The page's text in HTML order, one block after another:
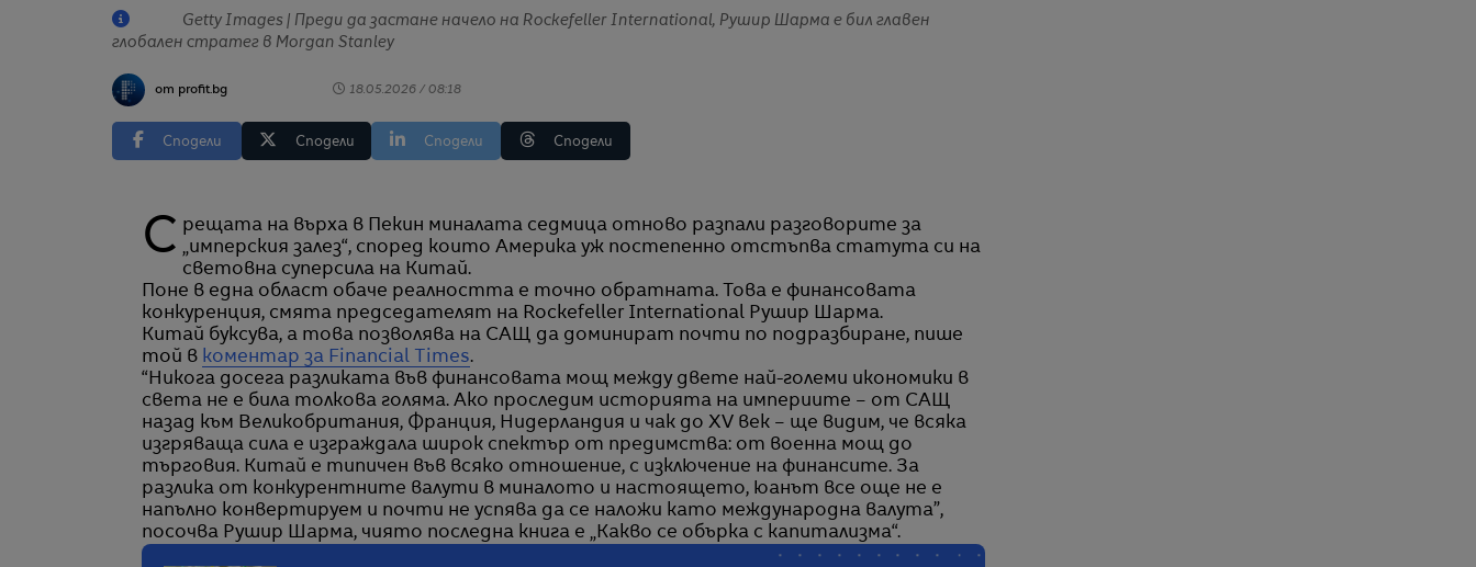
Getty Images | Преди да застане начело на Rockefeller International, Рушир Шарма е бил главен
глобален стратег в Morgan Stanley
от profit.bg 18.05.2026 / 08:18
Сподели Сподели Сподели Сподели
Срещата на върха в Пекин миналата седмица отново разпали разговорите за „имперския залез“, според които Америка уж постепенно отстъпва статута си на
световна суперсила на Китай.
Поне в една област обаче реалността е точно обратната. Това е финансовата
конкуренция, смята председателят на Rockefeller International Рушир Шарма.
Китай буксува, а това позволява на САЩ да доминират почти по подразбиране, пише
той в коментар за Financial Times.
“Никога досега разликата във финансовата мощ между двете най-големи икономики в
света не е била толкова голяма. Ако проследим историята на империите – от САЩ
назад към Великобритания, Франция, Нидерландия и чак до XV век – ще видим, че всяка
изгряваща сила е изграждала широк спектър от предимства: от военна мощ до
търговия. Китай е типичен във всяко отношение, с изключение на финансите. За
разлика от конкурентните валути в миналото и настоящето, юанът все още не е
напълно конвертируем и почти не успява да се наложи като международна валута”,
посочва Рушир Шарма, чиято последна книга е „Какво се обърка с капитализма“.